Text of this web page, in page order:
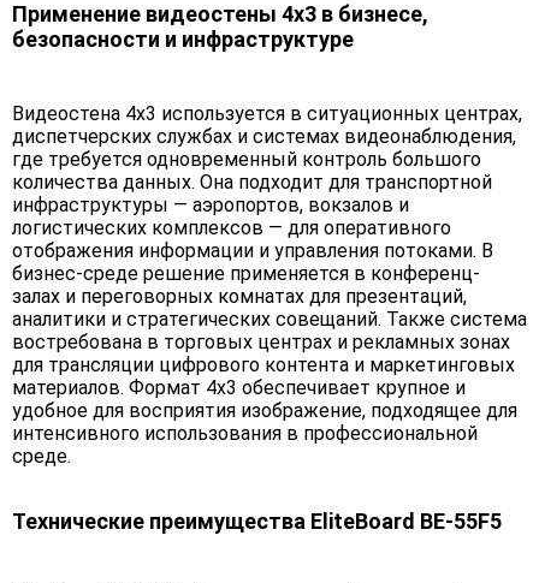
Применение видеостены 4х3 в бизнесе,
безопасности и инфраструктуре
Видеостена 4х3 используется в ситуационных центрах,
диспетчерских службах и системах видеонаблюдения,
где требуется одновременный контроль большого
количества данных. Она подходит для транспортной
инфраструктуры — аэропортов, вокзалов и
логистических комплексов — для оперативного
отображения информации и управления потоками. В
бизнес-среде решение применяется в конференц-
залах и переговорных комнатах для презентаций,
аналитики и стратегических совещаний. Также система
востребована в торговых центрах и рекламных зонах
для трансляции цифрового контента и маркетинговых
материалов. Формат 4х3 обеспечивает крупное и
удобное для восприятия изображение, подходящее для
интенсивного использования в профессиональной
среде.
Технические преимущества EliteBoard BE-55F5